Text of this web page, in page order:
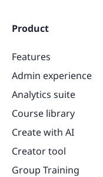
Product
Features
Admin experience
Analytics suite
Course library
Create with AI
Creator tool
Group Training